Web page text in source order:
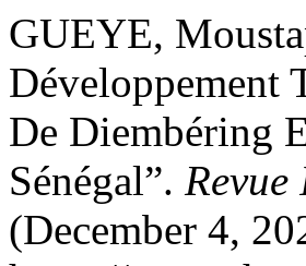
GUEYE,
Développement
De Diembéring
Sénégal”.
(December 4,